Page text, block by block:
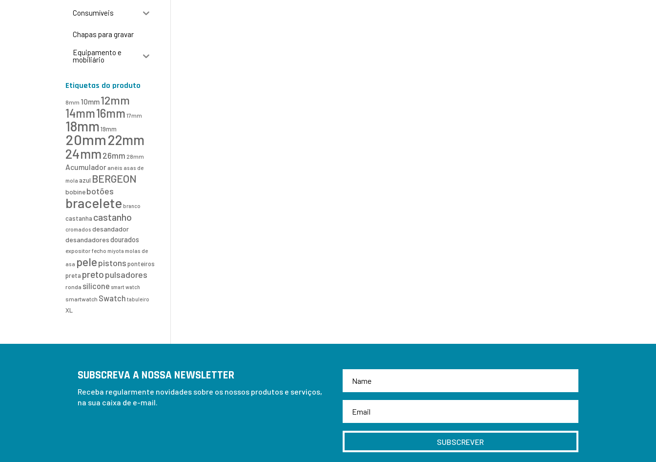
Consumíveis
Chapas para gravar
Equipamento e
mobiliário
Etiquetas do produto
8mm 10mm12mm
14mm16mm 17mm
18mm 19mm
20mm22mm
24mm 26mm 28mm
Acumulador anéis asas de
mola azul BERGEON
bobinebotões
bracelete branco
castanha castanho
cromados desandador
desandadores dourados
expositor fecho miyota molas de
asa pelepistons ponteiros
preta pretopulsadores
ronda silicone smart watch
smartwatch Swatch tabuleiro
XL
SUBSCREVA A NOSSA NEWSLETTER
Receba regularmente novidades sobre os nossos produtos e serviços,
na sua caixa de e-mail.
SUBSCREVER